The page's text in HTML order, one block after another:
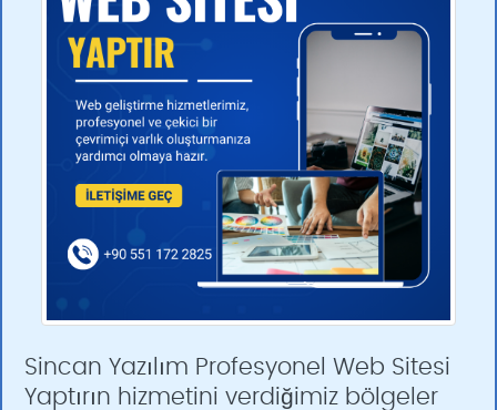
Sincan Yazılım Profesyonel Web Sitesi
Yaptırın hizmetini verdiğimiz bölgeler